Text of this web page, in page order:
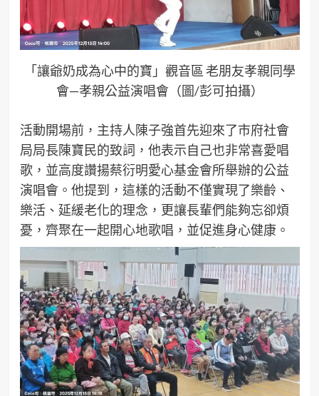
「讓爺奶成為心中的寶」觀音區 老朋友孝親同學
會—孝親公益演唱會（圖/彭可拍攝）
活動開場前，主持人陳子強首先迎來了市府社會
局局長陳寶民的致詞，他表示自己也非常喜愛唱
歌，並高度讚揚蔡衍明愛心基金會所舉辦的公益
演唱會。他提到，這樣的活動不僅實現了樂齡、
樂活、延緩老化的理念，更讓長輩們能夠忘卻煩
憂，齊聚在一起開心地歌唱，並促進身心健康。